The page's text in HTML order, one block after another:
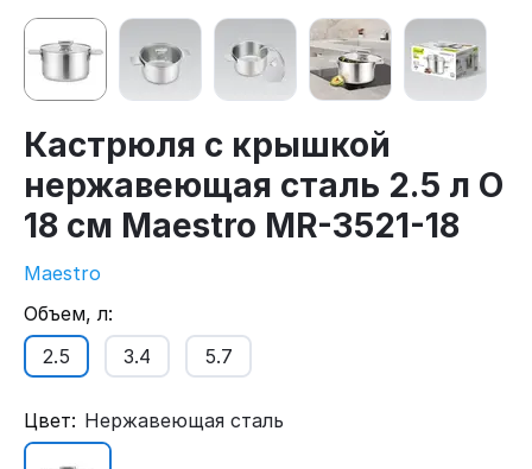
Кастрюля с крышкой
нержавеющая сталь 2.5 л O
18 см Maestro MR-3521-18
Maestro
Объем, л:
2.5
3.4 5.7
Цвет: Нержавеющая сталь